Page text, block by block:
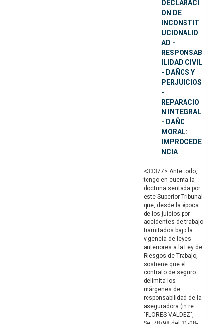
DECLARACI
ON DE
INCONSTIT
UCIONALID
AD -
RESPONSAB
ILIDAD CIVIL
- DAÑOS Y
PERJUICIOS
-
REPARACIO
N INTEGRAL
- DAÑO
MORAL:
IMPROCEDE
NCIA
<33377> Ante todo,
tengo en cuenta la
doctrina sentada por
este Superior Tribunal
que, desde la época
de los juicios por
accidentes de trabajo
tramitados bajo la
vigencia de leyes
anteriores a la Ley de
Riesgos de Trabajo,
sostiene que el
contrato de seguro
delimita los
márgenes de
responsabilidad de la
aseguradora (in re:
"FLORES VALDEZ",